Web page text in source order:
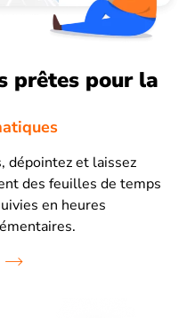
prêtes pour la
dépointez et laissez
des feuilles de temps
en heures